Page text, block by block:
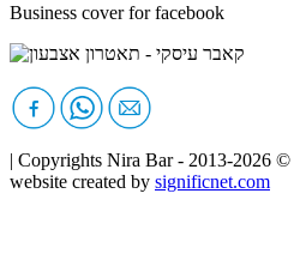
Business cover for facebook
| Copyrights Nira Bar - 2013-2026 ©
website created by significnet.com